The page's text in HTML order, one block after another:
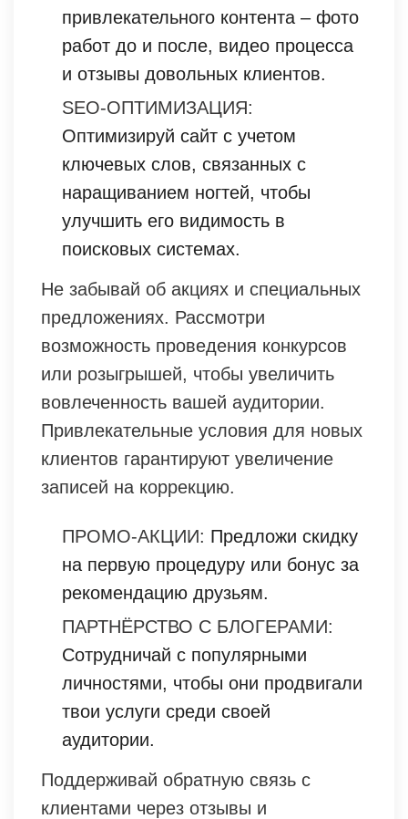
привлекательного контента – фото
работ до и после, видео процесса
и отзывы довольных клиентов.
SEO-ОПТИМИЗАЦИЯ:
Оптимизируй сайт с учетом
ключевых слов, связанных с
наращиванием ногтей, чтобы
улучшить его видимость в
поисковых системах.
Не забывай об акциях и специальных
предложениях. Рассмотри
возможность проведения конкурсов
или розыгрышей, чтобы увеличить
вовлеченность вашей аудитории.
Привлекательные условия для новых
клиентов гарантируют увеличение
записей на коррекцию.
ПРОМО-АКЦИИ: Предложи скидку
на первую процедуру или бонус за
рекомендацию друзьям.
ПАРТНЁРСТВО С БЛОГЕРАМИ:
Сотрудничай с популярными
личностями, чтобы они продвигали
твои услуги среди своей
аудитории.
Поддерживай обратную связь с
клиентами через отзывы и